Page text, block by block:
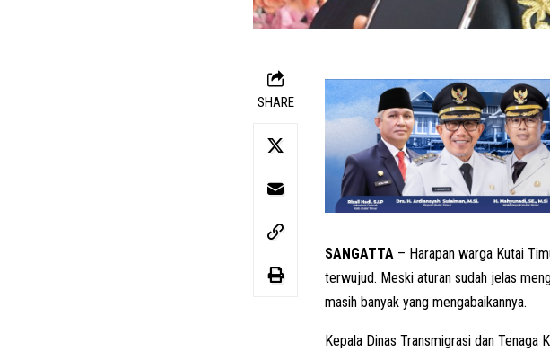
SHARE
SANGATTA – Harapan warga Kutai
terwujud. Meski aturan sudah jelas
masih banyak yang mengabaikannya.
Kepala Dinas Transmigrasi dan